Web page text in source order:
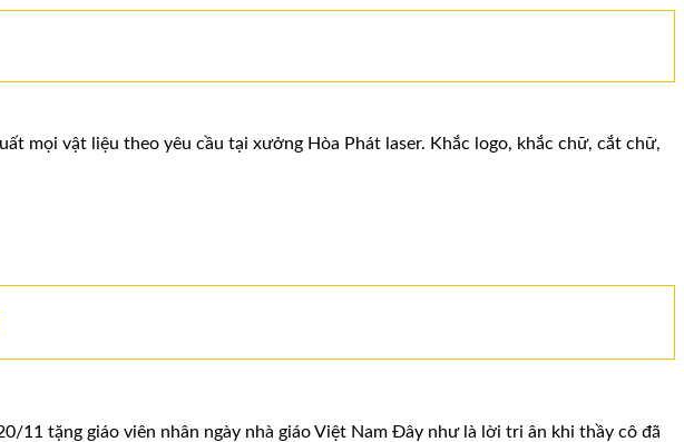
mọi vật liệu theo yêu cầu tại xưởng Hòa Phát laser. Khắc logo, khắc chữ, cắt chữ,
11 tặng giáo viên nhân ngày nhà giáo Việt Nam Đây như là lời tri ân khi thầy cô đã